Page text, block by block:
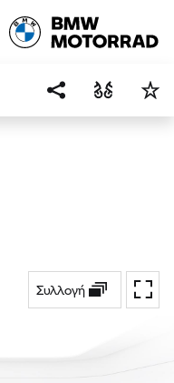
Συλλογή